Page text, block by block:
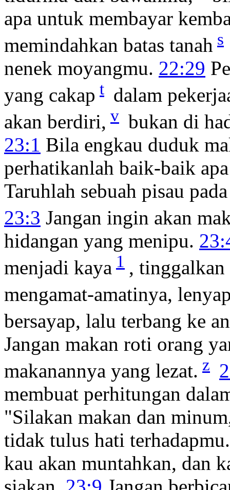
apa untuk membayar
memindahkan batas tanah s
nenek moyangmu. 22:29
yang cakap t dalam
akan berdiri, v bukan di
23:1 Bila engkau duduk
perhatikanlah baik-baik
Taruhlah sebuah pisau
23:3 Jangan ingin akan
hidangan yang menipu.
menjadi kaya 1 ,
mengamat-amatinya,
bersayap, lalu terbang ke
Jangan makan roti orang
makanannya yang lezat. z
membuat perhitungan
"Silakan makan dan
tidak tulus hati
kau akan muntahkan, dan